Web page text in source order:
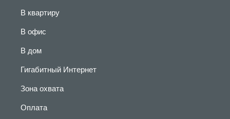
В квартиру
В офис
В дом
Гигабитный Интернет
Зона охвата
Оплата